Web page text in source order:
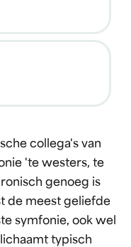
collega's van
'te westers, te
genoeg is
de meest geliefde
symfonie, ook wel
typisch